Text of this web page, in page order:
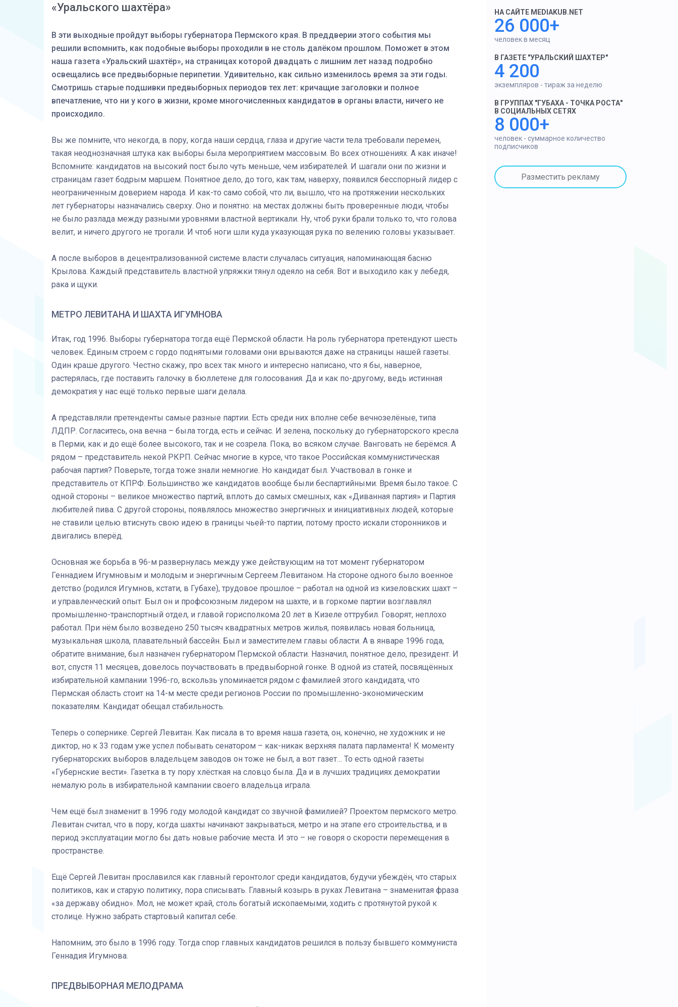
«Уральского шахтёра»
В эти выходные пройдут выборы губернатора Пермского края. В преддверии этого события мы
решили вспомнить, как подобные выборы проходили в не столь далёком прошлом. Поможет в этом
наша газета «Уральский шахтёр», на страницах которой двадцать с лишним лет назад подробно
освещались все предвыборные перипетии. Удивительно, как сильно изменилось время за эти годы.
Смотришь старые подшивки предвыборных периодов тех лет: кричащие заголовки и полное
впечатление, что ни у кого в жизни, кроме многочисленных кандидатов в органы власти, ничего не
происходило.
Вы же помните, что некогда, в пору, когда наши сердца, глаза и другие части тела требовали перемен,
такая неоднозначная штука как выборы была мероприятием массовым. Во всех отношениях. А как иначе!
Вспомните: кандидатов на высокий пост было чуть меньше, чем избирателей. И шагали они по жизни и
страницам газет бодрым маршем. Понятное дело, до того, как там, наверху, появился бесспорный лидер с
неограниченным доверием народа. И как-то само собой, что ли, вышло, что на протяжении нескольких
лет губернаторы назначались сверху. Оно и понятно: на местах должны быть проверенные люди, чтобы
не было разлада между разными уровнями властной вертикали. Ну, чтоб руки брали только то, что голова
велит, и ничего другого не трогали. И чтоб ноги шли куда указующая рука по велению головы указывает.
А после выборов в децентрализованной системе власти случалась ситуация, напоминающая басню
Крылова. Каждый представитель властной упряжки тянул одеяло на себя. Вот и выходило как у лебедя,
рака и щуки.
МЕТРО ЛЕВИТАНА И ШАХТА ИГУМНОВА
Итак, год 1996. Выборы губернатора тогда ещё Пермской области. На роль губернатора претендуют шесть
человек. Единым строем с гордо поднятыми головами они врываются даже на страницы нашей газеты.
Один краше другого. Честно скажу, про всех так много и интересно написано, что я бы, наверное,
растерялась, где поставить галочку в бюллетене для голосования. Да и как по-другому, ведь истинная
демократия у нас ещё только первые шаги делала.
А представляли претенденты самые разные партии. Есть среди них вполне себе вечнозелёные, типа
ЛДПР. Согласитесь, она вечна – была тогда, есть и сейчас. И зелена, поскольку до губернаторского кресла
в Перми, как и до ещё более высокого, так и не созрела. Пока, во всяком случае. Ванговать не берёмся. А
рядом – представитель некой РКРП. Сейчас многие в курсе, что такое Российская коммунистическая
рабочая партия? Поверьте, тогда тоже знали немногие. Но кандидат был. Участвовал в гонке и
представитель от КПРФ. Большинство же кандидатов вообще были беспартийными. Время было такое. С
одной стороны – великое множество партий, вплоть до самых смешных, как «Диванная партия» и Партия
любителей пива. С другой стороны, появлялось множество энергичных и инициативных людей, которые
не ставили целью втиснуть свою идею в границы чьей-то партии, потому просто искали сторонников и
двигались вперёд.
Основная же борьба в 96-м развернулась между уже действующим на тот момент губернатором
Геннадием Игумновым и молодым и энергичным Сергеем Левитаном. На стороне одного было военное
детство (родился Игумнов, кстати, в Губахе), трудовое прошлое – работал на одной из кизеловских шахт –
и управленческий опыт. Был он и профсоюзным лидером на шахте, и в горкоме партии возглавлял
промышленно-транспортный отдел, и главой горисполкома 20 лет в Кизеле оттрубил. Говорят, неплохо
работал. При нём было возведено 250 тысяч квадратных метров жилья, появилась новая больница,
музыкальная школа, плавательный бассейн. Был и заместителем главы области. А в январе 1996 года,
обратите внимание, был назначен губернатором Пермской области. Назначил, понятное дело, президент. И
вот, спустя 11 месяцев, довелось поучаствовать в предвыборной гонке. В одной из статей, посвящённых
избирательной кампании 1996-го, вскользь упоминается рядом с фамилией этого кандидата, что
Пермская область стоит на 14-м месте среди регионов России по промышленно-экономическим
показателям. Кандидат обещал стабильность.
Теперь о сопернике. Сергей Левитан. Как писала в то время наша газета, он, конечно, не художник и не
диктор, но к 33 годам уже успел побывать сенатором – как-никак верхняя палата парламента! К моменту
губернаторских выборов владельцем заводов он тоже не был, а вот газет… То есть одной газеты
«Губернские вести». Газетка в ту пору хлёсткая на словцо была. Да и в лучших традициях демократии
немалую роль в избирательной кампании своего владельца играла.
Чем ещё был знаменит в 1996 году молодой кандидат со звучной фамилией? Проектом пермского метро.
Левитан считал, что в пору, когда шахты начинают закрываться, метро и на этапе его строительства, и в
период эксплуатации могло бы дать новые рабочие места. И это – не говоря о скорости перемещения в
пространстве.
Ещё Сергей Левитан прославился как главный геронтолог среди кандидатов, будучи убеждён, что старых
политиков, как и старую политику, пора списывать. Главный козырь в руках Левитана – знаменитая фраза
«за державу обидно». Мол, не может край, столь богатый ископаемыми, ходить с протянутой рукой к
столице. Нужно забрать стартовый капитал себе.
Напомним, это было в 1996 году. Тогда спор главных кандидатов решился в пользу бывшего коммуниста
Геннадия Игумнова.
ПРЕДВЫБОРНАЯ МЕЛОДРАМА
НА САЙТЕ MEDIAKUB.NET
26 000+
человек в месяц
В ГАЗЕТЕ "УРАЛЬСКИЙ ШАХТЕР"
4 200
экземпляров - тираж за неделю
В ГРУППАХ "ГУБАХА - ТОЧКА РОСТА"
В СОЦИАЛЬНЫХ СЕТЯХ
8 000+
человек - суммарное количество
подписчиков
Разместить рекламу